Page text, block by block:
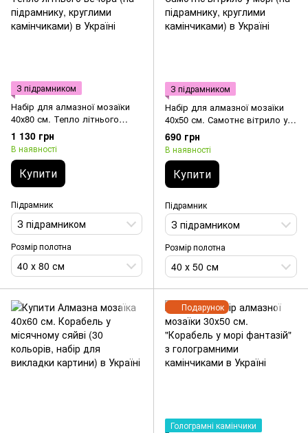
З підрамником
Набір для алмазної мозаїки
40х80 см. Тепло літнього
вечора (на підрамнику,
круглими камінчиками)
1 130 грн
В наявності
Купити
Підрамник
З підрамником
Розмір полотна
40 х 80 см
З підрамником
Набір для алмазної мозаїки
40х50 см. Самотнє вітрило у
морі (на підрамнику, круглими
камінчиками)
690 грн
В наявності
Купити
Підрамник
З підрамником
Розмір полотна
40 х 50 см
Подарунок
Голограмні камінчики